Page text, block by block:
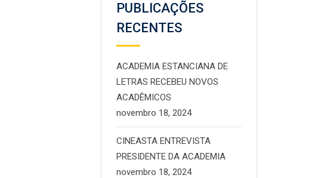
PUBLICAÇÕES
RECENTES
ACADEMIA ESTANCIANA DE
LETRAS RECEBEU NOVOS
ACADÊMICOS
novembro 18, 2024
CINEASTA ENTREVISTA
PRESIDENTE DA ACADEMIA
novembro 18, 2024